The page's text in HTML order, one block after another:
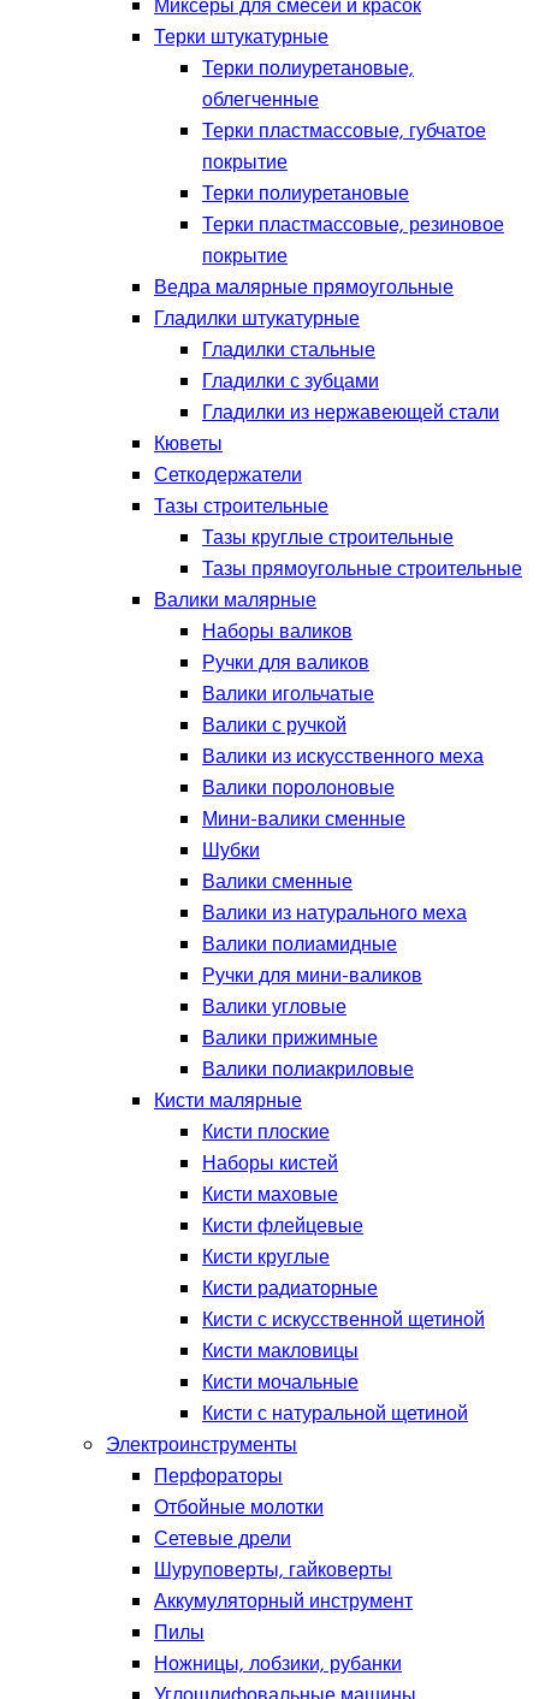
Миксеры для смесей и красок
Терки штукатурные
Терки полиуретановые,
облегченные
Терки пластмассовые, губчатое
покрытие
Терки полиуретановые
Терки пластмассовые, резиновое
покрытие
Ведра малярные прямоугольные
Гладилки штукатурные
Гладилки стальные
Гладилки с зубцами
Гладилки из нержавеющей стали
Кюветы
Сеткодержатели
Тазы строительные
Тазы круглые строительные
Тазы прямоугольные строительные
Валики малярные
Наборы валиков
Ручки для валиков
Валики игольчатые
Валики с ручкой
Валики из искусственного меха
Валики поролоновые
Мини-валики сменные
Шубки
Валики сменные
Валики из натурального меха
Валики полиамидные
Ручки для мини-валиков
Валики угловые
Валики прижимные
Валики полиакриловые
Кисти малярные
Кисти плоские
Наборы кистей
Кисти маховые
Кисти флейцевые
Кисти круглые
Кисти радиаторные
Кисти с искусственной щетиной
Кисти макловицы
Кисти мочальные
Кисти с натуральной щетиной
Электроинструменты
Перфораторы
Отбойные молотки
Сетевые дрели
Шуруповерты, гайковерты
Аккумуляторный инструмент
Пилы
Ножницы, лобзики, рубанки